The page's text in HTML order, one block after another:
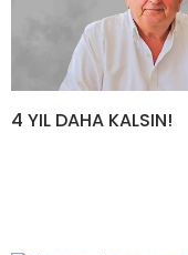
4 YIL DAHA KALSIN!